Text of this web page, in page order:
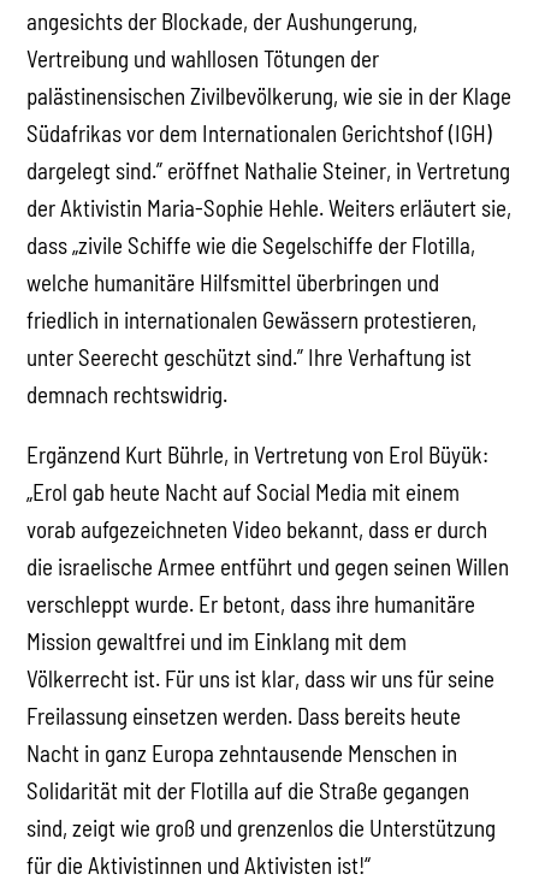
angesichts der Blockade, der Aushungerung,
Vertreibung und wahllosen Tötungen der
palästinensischen Zivilbevölkerung, wie sie in der Klage
Südafrikas vor dem Internationalen Gerichtshof (IGH)
dargelegt sind.” eröffnet Nathalie Steiner, in Vertretung
der Aktivistin Maria-Sophie Hehle. Weiters erläutert sie,
dass „zivile Schiffe wie die Segelschiffe der Flotilla,
welche humanitäre Hilfsmittel überbringen und
friedlich in internationalen Gewässern protestieren,
unter Seerecht geschützt sind.” Ihre Verhaftung ist
demnach rechtswidrig.
Ergänzend Kurt Bührle, in Vertretung von Erol Büyük:
„Erol gab heute Nacht auf Social Media mit einem
vorab aufgezeichneten Video bekannt, dass er durch
die israelische Armee entführt und gegen seinen Willen
verschleppt wurde. Er betont, dass ihre humanitäre
Mission gewaltfrei und im Einklang mit dem
Völkerrecht ist. Für uns ist klar, dass wir uns für seine
Freilassung einsetzen werden. Dass bereits heute
Nacht in ganz Europa zehntausende Menschen in
Solidarität mit der Flotilla auf die Straße gegangen
sind, zeigt wie groß und grenzenlos die Unterstützung
für die Aktivistinnen und Aktivisten ist!“